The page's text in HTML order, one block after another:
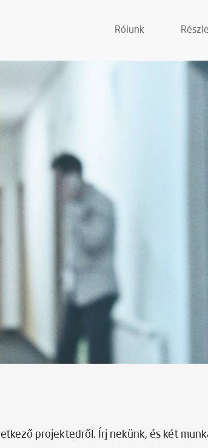
Rólunk
projektedről. Írj nekünk, és két